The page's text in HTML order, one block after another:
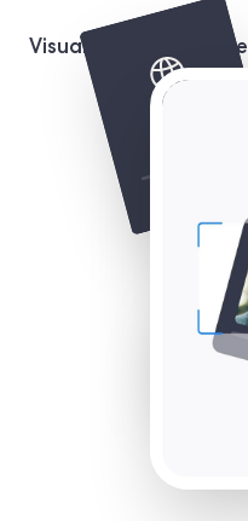
Visualizza la soluzione